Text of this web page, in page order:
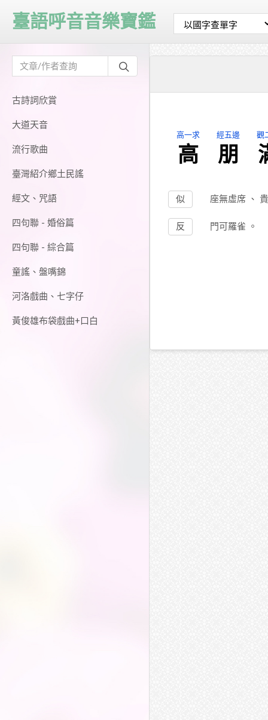
古詩詞欣賞
大道天音
流行歌曲
臺灣紹介鄉土民謠
經文、咒語
四句聯 - 婚俗篇
四句聯 - 綜合篇
童謠、盤嘴錦
河洛戲曲、七字仔
黃俊雄布袋戲曲+口白
臺語呼音音樂寶鑑
高一求
高
經五邊
朋
觀
座無虛席 、
似
門可羅雀 。
反